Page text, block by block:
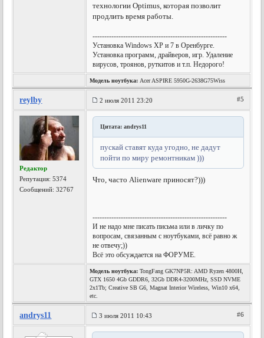
технологии Optimus, которая позволит
продлить время работы.
---------------------------------------------------------
Установка Windows XP и 7 в Оренбурге.
Установка программ, драйверов, игр. Удаление
вирусов, троянов, руткитов и т.п. Недорого!
Модель ноутбука: Acer ASPIRE 5950G-2638G75Wiss
reylby 2 июля 2011 23:20 #5
Редактор
Репутация:5374
Сообщений: 32767
Цитата: andrys11
пускай ставят куда угодно, не дадут
пойти по миру ремонтникам )))
Что, часто Alienware приносят?)))
---------------------------------------------------------
И не надо мне писать письма или в личку по
вопросам, связанным с ноутбуками, всё равно ж
не отвечу;))
Всё это обсуждается на ФОРУМЕ.
Модель ноутбука: TongFang GK7NP5R: AMD Ryzen 4800H,
GTX 1650 4Gb GDDR6, 32Gb DDR4-3200MHz, SSD NVME
2x1Tb; Creative SB G6, Magnat Interior Wireless, Win10 x64,
etc.
andrys11 3 июля 2011 10:43 #6